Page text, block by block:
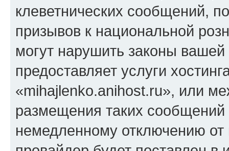
клеветнических сообщений,
призывов к национальной
могут нарушить законы
предоставляет услуги
«mihajlenko.anihost.ru», или
размещения таких
немедленному отключению